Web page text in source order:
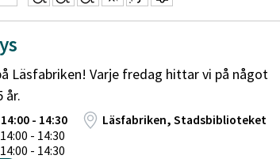
Läsfabriken! Varje fredag hittar vi på något
år.
- 14:30
- 14:30
- 14:30
Läsfabriken, Stadsbiblioteket